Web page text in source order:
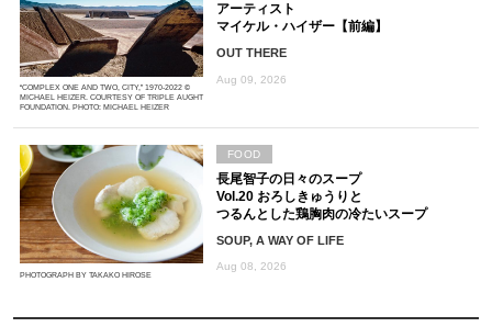
“COMPLEX ONE AND TWO, CITY,” 1970-2022 ©
MICHAEL HEIZER. COURTESY OF TRIPLE AUGHT
FOUNDATION. PHOTO: MICHAEL HEIZER
アーティスト
マイケル・ハイザー【前編】
OUT THERE
Aug 09, 2026
PHOTOGRAPH BY TAKAKO HIROSE
長尾智子の日々のスープ
Vol.20 おろしきゅうりと
つるんとした鶏胸肉の冷たいスープ
SOUP, A WAY OF LIFE
Aug 08, 2026
FOOD